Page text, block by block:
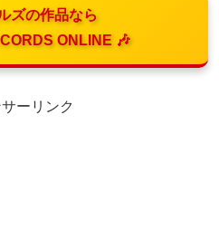
ズの作品なら
ONLINE 🎶
ーリンク